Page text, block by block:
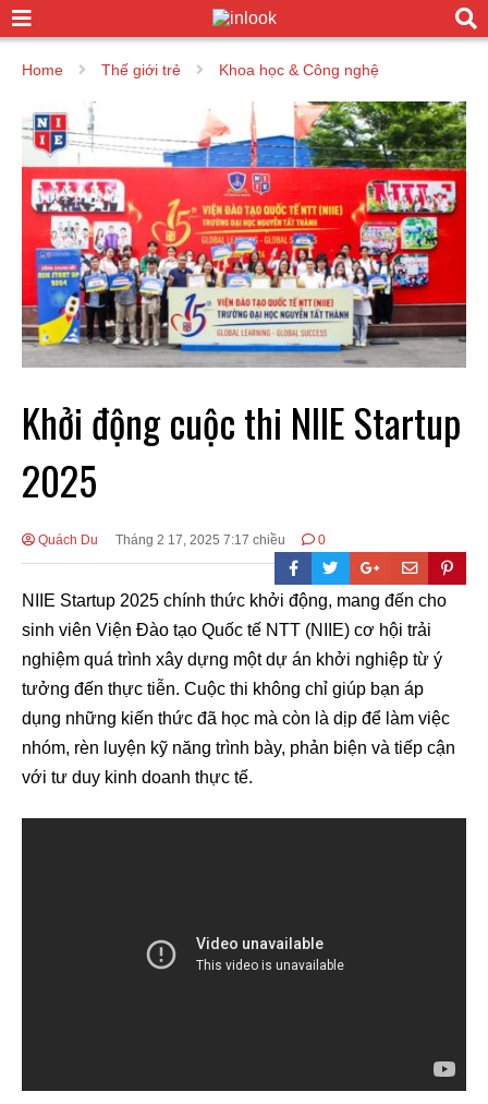
Home Thế giới trẻ Khoa học & Công nghệ
Khởi động cuộc thi NIIE Startup
2025
Quách Du Tháng 2 17, 2025 7:17 chiều 0
NIIE Startup 2025 chính thức khởi động, mang đến cho
sinh viên Viện Đào tạo Quốc tế NTT (NIIE) cơ hội trải
nghiệm quá trình xây dựng một dự án khởi nghiệp từ ý
tưởng đến thực tiễn. Cuộc thi không chỉ giúp bạn áp
dụng những kiến thức đã học mà còn là dịp để làm việc
nhóm, rèn luyện kỹ năng trình bày, phản biện và tiếp cận
với tư duy kinh doanh thực tế.